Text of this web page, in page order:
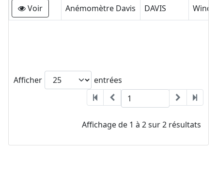
Voir Anémomètre Davis DAVIS Wind
Afficher entrées
Affichage de 1 à 2 sur 2 résultats